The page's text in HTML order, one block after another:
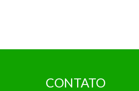
CONTATO